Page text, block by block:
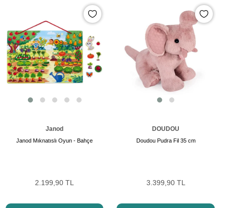
Janod
Janod Mıknatıslı Oyun - Bahçe
2.199,90 TL
DOUDOU
Doudou Pudra Fil 35 cm
3.399,90 TL